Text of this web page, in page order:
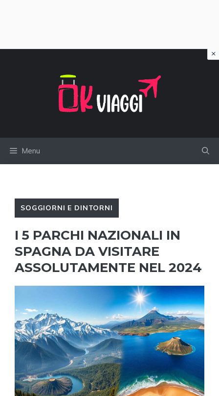
Menu
SOGGIORNI E DINTORNI
I 5 PARCHI NAZIONALI IN
SPAGNA DA VISITARE
ASSOLUTAMENTE NEL 2024
×